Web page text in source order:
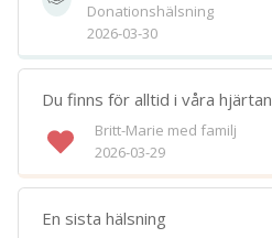
Donationshälsning
2026-03-30
Du finns för alltid i våra hjärtan
Britt-Marie med familj
2026-03-29
En sista hälsning